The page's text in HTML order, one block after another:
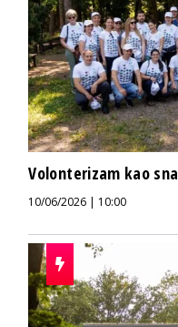
Volonterizam kao
10/06/2026 | 10:00